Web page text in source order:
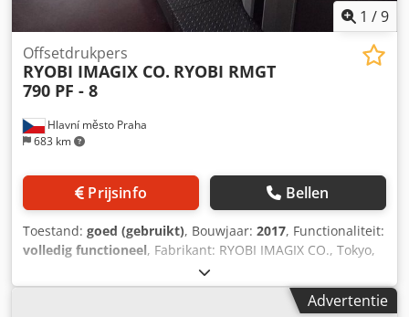
1 /9
Hlavní město Praha
683 km
Offsetdrukpers
RYOBI IMAGIX CO. RYOBI RMGT
790 PF - 8
Prijsinfo Bellen
Toestand: goed (gebruikt), Bouwjaar: 2017, Functionaliteit:
volledig functioneel, Fabrikant: RYOBI IMAGIX CO., Tokyo,
Japan Bouwjaar: 2017 • Aantal kleuren: 8 • Tellerstand: 36
miljoen afdrukken • Maximale velgrootte: 788x600 mm
(31,0"x23,6") • Maximale snelheid: 15.000 vellen/uur •Advertentie